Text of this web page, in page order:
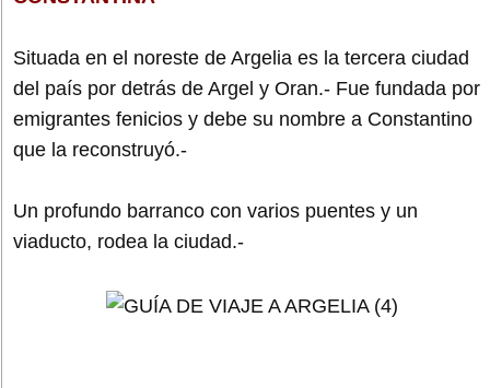
Situada en el noreste de Argelia es la tercera ciudad
del país por detrás de Argel y Oran.- Fue fundada por
emigrantes fenicios y debe su nombre a Constantino
que la reconstruyó.-
Un profundo barranco con varios puentes y un
viaducto, rodea la ciudad.-